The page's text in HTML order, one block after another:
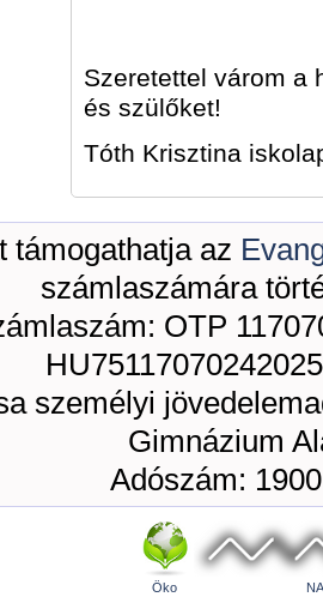
Szeretettel várom a
és szülőket!
Tóth Krisztina
támogathatja az
számlaszámára
OTP
személyi
Gimnázium
Adószám:
Öko